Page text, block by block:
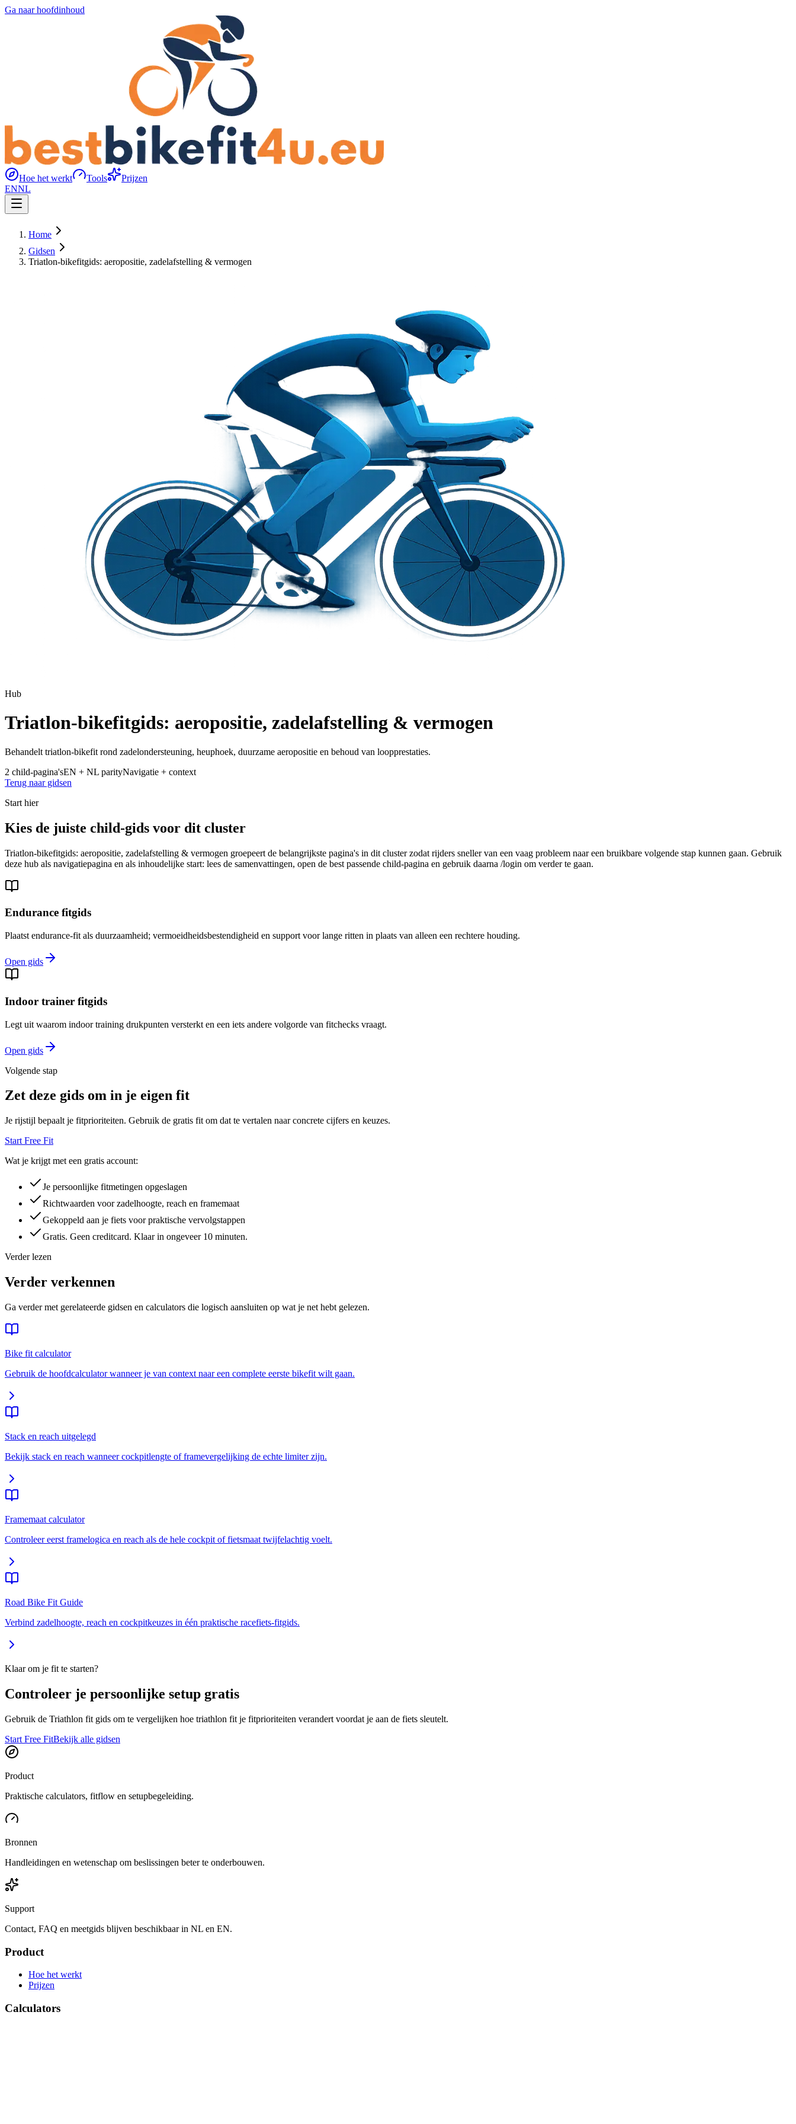
Ga naar hoofdinhoud
Hoe het werkt Tools
Prijzen
ENNL
Home
Gidsen
Triatlon-bikefitgids: aeropositie, zadelafstelling & vermogen
Hub
Triatlon-bikefitgids: aeropositie, zadelafstelling & vermogen
Behandelt triatlon-bikefit rond zadelondersteuning, heuphoek, duurzame aeropositie en behoud van loopprestaties.
2 child-pagina'sEN + NL parityNavigatie + context
Terug naar gidsen
Start hier
Kies de juiste child-gids voor dit cluster
Triatlon-bikefitgids: aeropositie, zadelafstelling & vermogen groepeert de belangrijkste pagina's in dit cluster zodat rijders sneller van een vaag probleem naar een bruikbare volgende stap kunnen gaan. Gebruik
deze hub als navigatiepagina en als inhoudelijke start: lees de samenvattingen, open de best passende child-pagina en gebruik daarna /login om verder te gaan.
Endurance fitgids
Plaatst endurance-fit als duurzaamheid; vermoeidheidsbestendigheid en support voor lange ritten in plaats van alleen een rechtere houding.
Open gids
Indoor trainer fitgids
Legt uit waarom indoor training drukpunten versterkt en een iets andere volgorde van fitchecks vraagt.
Open gids
Volgende stap
Zet deze gids om in je eigen fit
Je rijstijl bepaalt je fitprioriteiten. Gebruik de gratis fit om dat te vertalen naar concrete cijfers en keuzes.
Start Free Fit
Wat je krijgt met een gratis account:
Je persoonlijke fitmetingen opgeslagen
Richtwaarden voor zadelhoogte, reach en framemaat
Gekoppeld aan je fiets voor praktische vervolgstappen
Gratis. Geen creditcard. Klaar in ongeveer 10 minuten.
Verder lezen
Verder verkennen
Ga verder met gerelateerde gidsen en calculators die logisch aansluiten op wat je net hebt gelezen.
Bike fit calculator
Gebruik de hoofdcalculator wanneer je van context naar een complete eerste bikefit wilt gaan.
Stack en reach uitgelegd
Bekijk stack en reach wanneer cockpitlengte of framevergelijking de echte limiter zijn.
Framemaat calculator
Controleer eerst framelogica en reach als de hele cockpit of fietsmaat twijfelachtig voelt.
Road Bike Fit Guide
Verbind zadelhoogte, reach en cockpitkeuzes in één praktische racefiets-fitgids.
Klaar om je fit te starten?
Controleer je persoonlijke setup gratis
Gebruik de Triathlon fit gids om te vergelijken hoe triathlon fit je fitprioriteiten verandert voordat je aan de fiets sleutelt.
Start Free FitBekijk alle gidsen
Product
Praktische calculators, fitflow en setupbegeleiding.
Bronnen
Handleidingen en wetenschap om beslissingen beter te onderbouwen.
Support
Contact, FAQ en meetgids blijven beschikbaar in NL en EN.
Product
Hoe het werkt
Prijzen
Calculators